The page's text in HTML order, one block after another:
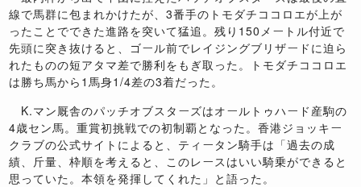
線で馬群に包まれかけたが、3番手のトモダチココロエが上が
ったことでできた進路を突いて猛追。残り150メートル付近で
先頭に突き抜けると、ゴール前でレイジングブリザードに迫ら
れたものの短アタマ差で勝利をもぎ取った。トモダチココロエ
は勝ち馬から1馬身1/4差の3着だった。
K.マン厩舎のパッチオブスターズはオールトゥハード産駒の
4歳セン馬。重賞初挑戦での初制覇となった。香港ジョッキー
クラブの公式サイトによると、ティータン騎手は「過去の成
績、斤量、枠順を考えると、このレースはいい騎乗ができると
思っていた。本領を発揮してくれた」と語った。